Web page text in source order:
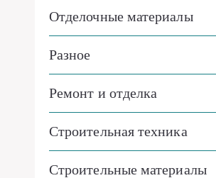
Отделочные материалы
Разное
Ремонт и отделка
Строительная техника
Строительные материалы